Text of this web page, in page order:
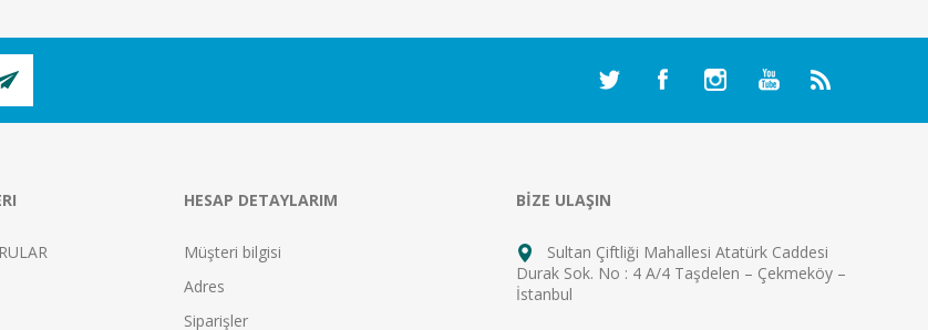
HESAP DETAYLARIM
Müşteri bilgisi
Adres
Siparişler
BİZE ULAŞIN
Sultan Çiftliği Mahallesi Atatürk Caddesi
Durak Sok. No : 4 A/4 Taşdelen – Çekmeköy –
İstanbul